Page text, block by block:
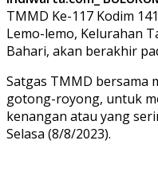
TMMD Ke-117 Kodim
Lemo-lemo, Kelurahan
Bahari, akan berakhir
Satgas TMMD bersama
gotong-royong, untuk
kenangan atau yang
Selasa (8/8/2023).